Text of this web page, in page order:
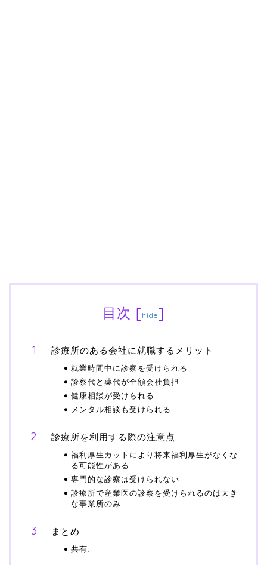
目次 [hide]
診療所のある会社に就職するメリット
就業時間中に診察を受けられる
診察代と薬代が全額会社負担
健康相談が受けられる
メンタル相談も受けられる
診療所を利用する際の注意点
福利厚生カットにより将来福利厚生がなくな
る可能性がある
専門的な診察は受けられない
診療所で産業医の診察を受けられるのは大き
な事業所のみ
まとめ
共有: